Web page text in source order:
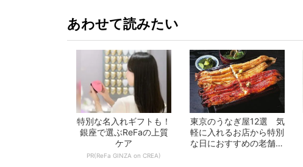
あわせて読みたい
特別な名入れギフトも！
銀座で選ぶReFaの上質
ケア
PR(ReFa GINZA on CREA)
東京のうなぎ屋12選 気
軽に入れるお店から特別
な日におすすめの老舗ま